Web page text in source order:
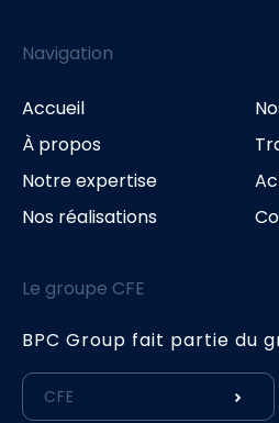
Navigation
Accueil
À propos
Notre expertise
Nos réalisations
Le groupe CFE
BPC Group fait partie du
CFE